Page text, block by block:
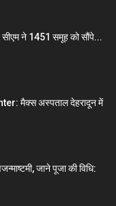
ने 1451 समूह को सौंपे...
मैक्स अस्पताल देहरादून में
जाने पूजा की विधि: